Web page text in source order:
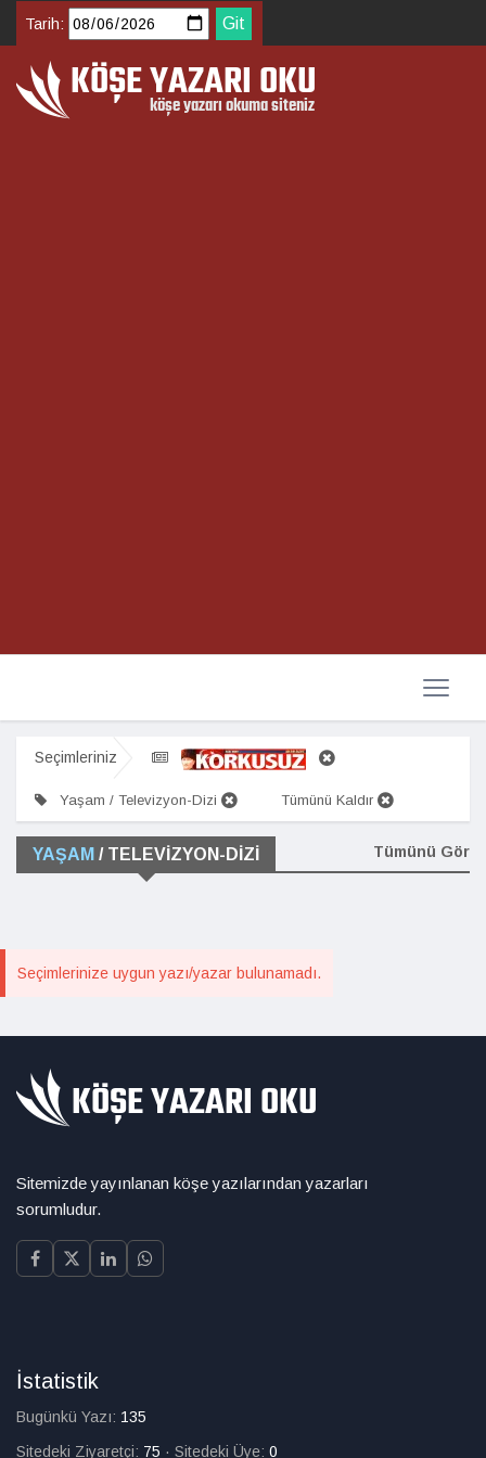
Tarih:
Seçimleriniz
Yaşam / Televizyon-Dizi Tümünü Kaldır
YAŞAM / TELEVIZYON-DIZI Tümünü Gör
Seçimlerinize uygun yazı/yazar bulunamadı.
Sitemizde yayınlanan köşe yazılarından yazarları
sorumludur.
İstatistik
Bugünkü Yazı: 135
Sitedeki Ziyaretçi: 75 · Sitedeki Üye: 0